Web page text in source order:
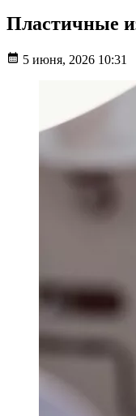
Пластичные
5 июня, 2026 10:31